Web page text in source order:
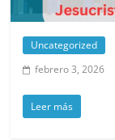
Uncategorized
febrero 3, 2026
Leer más